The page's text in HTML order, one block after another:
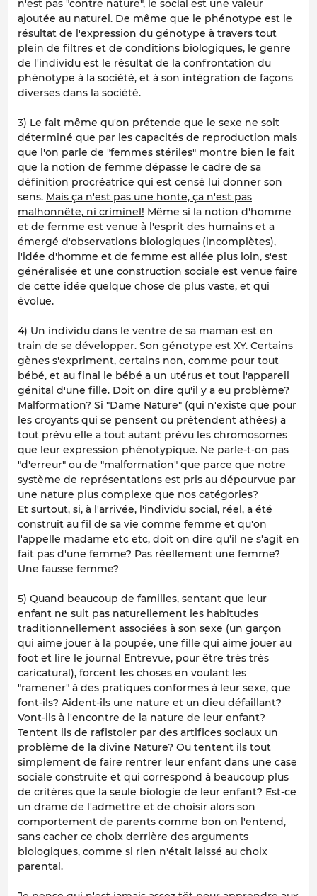
n'est pas "contre nature", le social est une valeur
ajoutée au naturel. De même que le phénotype est le
résultat de l'expression du génotype à travers tout
plein de filtres et de conditions biologiques, le genre
de l'individu est le résultat de la confrontation du
phénotype à la société, et à son intégration de façons
diverses dans la société.
3) Le fait même qu'on prétende que le sexe ne soit
déterminé que par les capacités de reproduction mais
que l'on parle de "femmes stériles" montre bien le fait
que la notion de femme dépasse le cadre de sa
définition procréatrice qui est censé lui donner son
sens. Mais ça n'est pas une honte, ça n'est pas
malhonnête, ni criminel! Même si la notion d'homme
et de femme est venue à l'esprit des humains et a
émergé d'observations biologiques (incomplètes),
l'idée d'homme et de femme est allée plus loin, s'est
généralisée et une construction sociale est venue faire
de cette idée quelque chose de plus vaste, et qui
évolue.
4) Un individu dans le ventre de sa maman est en
train de se développer. Son génotype est XY. Certains
gènes s'expriment, certains non, comme pour tout
bébé, et au final le bébé a un utérus et tout l'appareil
génital d'une fille. Doit on dire qu'il y a eu problème?
Malformation? Si "Dame Nature" (qui n'existe que pour
les croyants qui se pensent ou prétendent athées) a
tout prévu elle a tout autant prévu les chromosomes
que leur expression phénotypique. Ne parle-t-on pas
"d'erreur" ou de "malformation" que parce que notre
système de représentations est pris au dépourvue par
une nature plus complexe que nos catégories?
Et surtout, si, à l'arrivée, l'individu social, réel, a été
construit au fil de sa vie comme femme et qu'on
l'appelle madame etc etc, doit on dire qu'il ne s'agit en
fait pas d'une femme? Pas réellement une femme?
Une fausse femme?
5) Quand beaucoup de familles, sentant que leur
enfant ne suit pas naturellement les habitudes
traditionnellement associées à son sexe (un garçon
qui aime jouer à la poupée, une fille qui aime jouer au
foot et lire le journal Entrevue, pour être très très
caricatural), forcent les choses en voulant les
"ramener" à des pratiques conformes à leur sexe, que
font-ils? Aident-ils une nature et un dieu défaillant?
Vont-ils à l'encontre de la nature de leur enfant?
Tentent ils de rafistoler par des artifices sociaux un
problème de la divine Nature? Ou tentent ils tout
simplement de faire rentrer leur enfant dans une case
sociale construite et qui correspond à beaucoup plus
de critères que la seule biologie de leur enfant? Est-ce
un drame de l'admettre et de choisir alors son
comportement de parents comme bon on l'entend,
sans cacher ce choix derrière des arguments
biologiques, comme si rien n'était laissé au choix
parental.